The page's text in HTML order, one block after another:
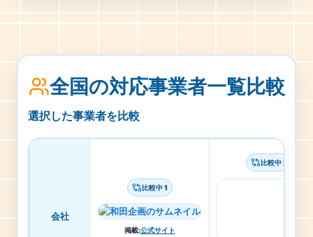
全国の対応事業者一覧比較
選択した事業者を比較
会社
比較中 1
掲載:公式サイト
比較中 2